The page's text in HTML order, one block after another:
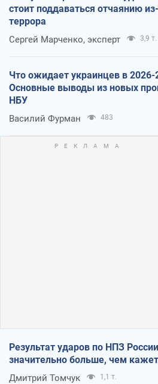
стоит поддаваться отчаянию
террора
Сергей Марченко, эксперт 3,9 т.
Что ожидает украинцев в 2026-
Основные выводы из новых
НБУ
Василий Фурман 483
Результат ударов по НПЗ России
значительно больше, чем
Дмитрий Томчук 1,1 т.